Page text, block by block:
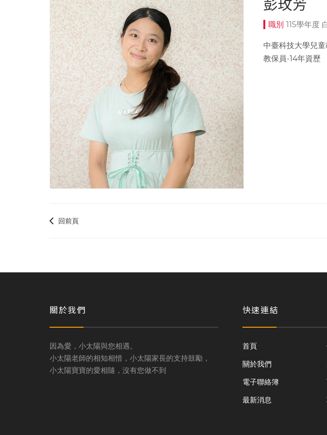
彭玫芳
115學年度
中臺科技大學兒
教保員-14年資歷
回前頁
關於我們
因為愛，小太陽與您相遇。
小太陽老師的相知相惜，小太陽家長的支持鼓勵，
小太陽寶寶的愛相隨，沒有您做不到
快速連結
首頁
關於我們
電子聯絡簿
最新消息